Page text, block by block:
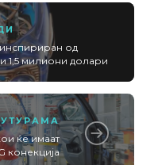
од
1,5 милиони долари
ќе имаат
конекција